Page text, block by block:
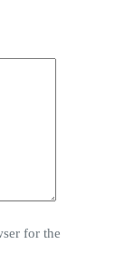
for the